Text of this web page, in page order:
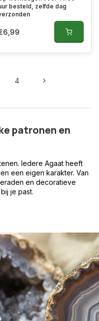
besteld, zelfde dag
4
patronen en
Iedere Agaat heeft
een eigen karakter. Van
en decoratieve
je past.